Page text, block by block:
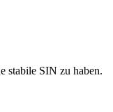
stabile SIN zu haben.